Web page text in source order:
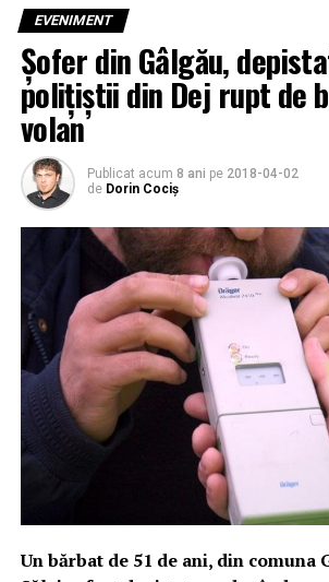
EVENIMENT
Șofer din Gâlgău,
polițiștii din Dej rupt de
volan
Publicat acum 8 ani pe 2018-04-02
de Dorin Cociș
Un bărbat de 51 de ani, din comuna